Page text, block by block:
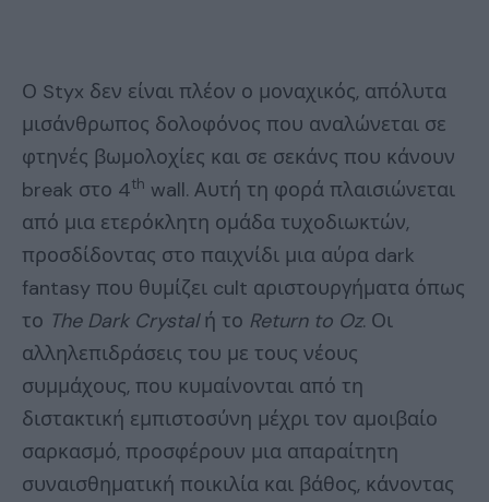
Ο Styx δεν είναι πλέον ο μοναχικός, απόλυτα
μισάνθρωπος δολοφόνος που αναλώνεται σε
φτηνές βωμολοχίες και σε σεκάνς που κάνουν
break στο 4th wall. Αυτή τη φορά πλαισιώνεται
από μια ετερόκλητη ομάδα τυχοδιωκτών,
προσδίδοντας στο παιχνίδι μια αύρα dark
fantasy που θυμίζει cult αριστουργήματα όπως
το The Dark Crystalή το Return to Oz. Οι
αλληλεπιδράσεις του με τους νέους
συμμάχους, που κυμαίνονται από τη
διστακτική εμπιστοσύνη μέχρι τον αμοιβαίο
σαρκασμό, προσφέρουν μια απαραίτητη
συναισθηματική ποικιλία και βάθος, κάνοντας